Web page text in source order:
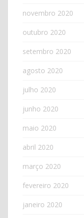
novembro 2020
outubro 2020
setembro 2020
agosto 2020
julho 2020
junho 2020
maio 2020
abril 2020
março 2020
fevereiro 2020
janeiro 2020